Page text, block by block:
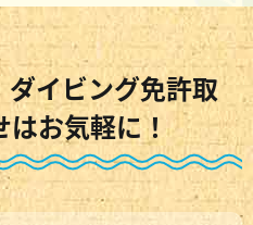
ダイビング免許取
はお気軽に！